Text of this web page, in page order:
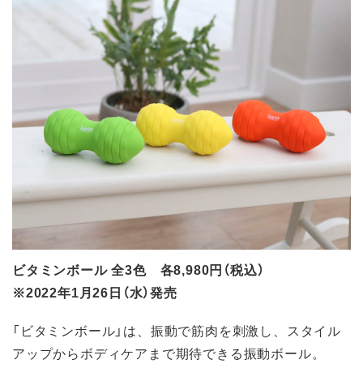
ビタミンボール 全3色 各8,980円（税込）
※2022年1月26日（水）発売
「ビタミンボール」は、振動で筋肉を刺激し、スタイル
アップからボディケアまで期待できる振動ボール。